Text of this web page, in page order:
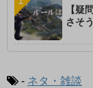
【疑
さそ
- ネタ・雑談